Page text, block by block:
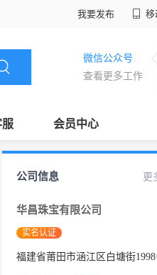
我要发布 移
微信公众号
查看更多工作
服 会员中心
更
公司信息
华昌珠宝有限公司
实名认证
福建省莆田市涵江区白塘街1998